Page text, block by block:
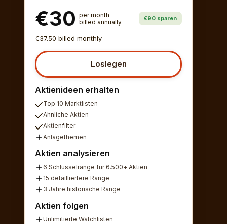
€30 per month
billed annually
€90 sparen
€37.50 billed monthly
Loslegen
Aktienideen erhalten
Top 10 Marktlisten
Ähnliche Aktien
Aktienfilter
Anlagethemen
Aktien analysieren
6 Schlüsselränge für 6.500+ Aktien
15 detailliertere Ränge
3 Jahre historische Ränge
Aktien folgen
Unlimitierte Watchlisten